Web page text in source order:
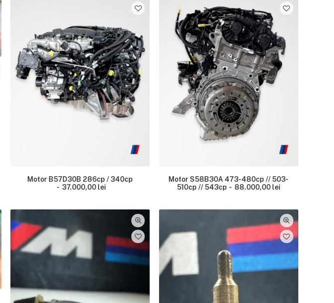
Motor B57D30B 286cp / 340cp
37.000,00 lei
Motor S58B30A 473-480cp // 503-
510cp // 543cp
88.000,00 lei